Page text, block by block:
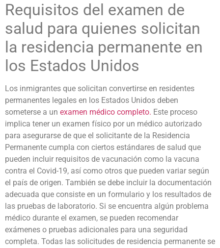
Requisitos del examen de
salud para quienes solicitan
la residencia permanente en
los Estados Unidos
Los inmigrantes que solicitan convertirse en residentes
permanentes legales en los Estados Unidos deben
someterse a un examen médico completo. Este proceso
implica tener un examen físico por un médico autorizado
para asegurarse de que el solicitante de la Residencia
Permanente cumpla con ciertos estándares de salud que
pueden incluir requisitos de vacunación como la vacuna
contra el Covid-19, así como otros que pueden variar según
el país de origen. También se debe incluir la documentación
adecuada que consiste en un formulario y los resultados de
las pruebas de laboratorio. Si se encuentra algún problema
médico durante el examen, se pueden recomendar
exámenes o pruebas adicionales para una seguridad
completa. Todas las solicitudes de residencia permanente se